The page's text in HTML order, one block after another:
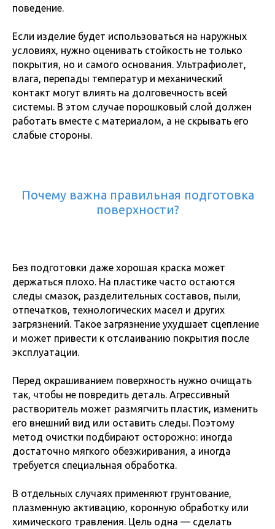
поведение.
Если изделие будет использоваться на наружных
условиях, нужно оценивать стойкость не только
покрытия, но и самого основания. Ультрафиолет,
влага, перепады температур и механический
контакт могут влиять на долговечность всей
системы. В этом случае порошковый слой должен
работать вместе с материалом, а не скрывать его
слабые стороны.
Почему важна правильная подготовка
поверхности?
Без подготовки даже хорошая краска может
держаться плохо. На пластике часто остаются
следы смазок, разделительных составов, пыли,
отпечатков, технологических масел и других
загрязнений. Такое загрязнение ухудшает сцепление
и может привести к отслаиванию покрытия после
эксплуатации.
Перед окрашиванием поверхность нужно очищать
так, чтобы не повредить деталь. Агрессивный
растворитель может размягчить пластик, изменить
его внешний вид или оставить следы. Поэтому
метод очистки подбирают осторожно: иногда
достаточно мягкого обезжиривания, а иногда
требуется специальная обработка.
В отдельных случаях применяют грунтование,
плазменную активацию, коронную обработку или
химического травления. Цель одна — сделать